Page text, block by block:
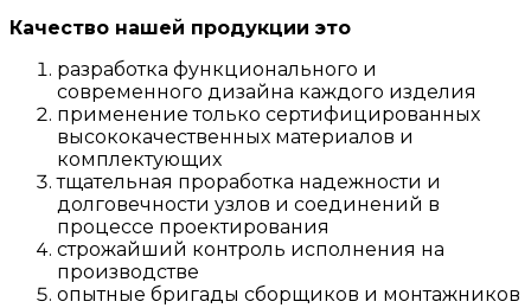
Качество нашей продукции это
разработка функционального и
современного дизайна каждого изделия
применение только сертифицированных
высококачественных материалов и
комплектующих
тщательная проработка надежности и
долговечности узлов и соединений в
процессе проектирования
строжайший контроль исполнения на
производстве
опытные бригады сборщиков и монтажников